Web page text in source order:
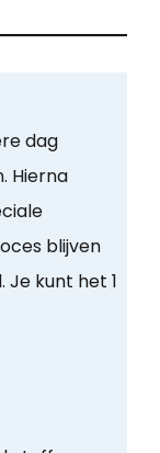
dag
Hierna
blijven
kunt het 1